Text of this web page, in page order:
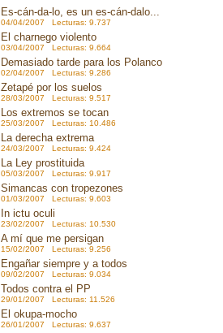
Es-cán-da-lo, es un es-cán-dalo...
04/04/2007 Lecturas: 9.737
El charnego violento
03/04/2007 Lecturas: 9.664
Demasiado tarde para los Polanco
02/04/2007 Lecturas: 9.286
Zetapé por los suelos
28/03/2007 Lecturas: 9.517
Los extremos se tocan
25/03/2007 Lecturas: 10.486
La derecha extrema
24/03/2007 Lecturas: 9.424
La Ley prostituida
05/03/2007 Lecturas: 9.917
Simancas con tropezones
01/03/2007 Lecturas: 9.603
In ictu oculi
23/02/2007 Lecturas: 10.530
A mí que me persigan
15/02/2007 Lecturas: 9.256
Engañar siempre y a todos
09/02/2007 Lecturas: 9.034
Todos contra el PP
29/01/2007 Lecturas: 11.526
El okupa-mocho
26/01/2007 Lecturas: 9.637